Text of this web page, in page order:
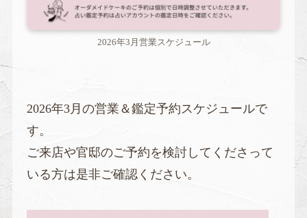
2026年3月営業スケジュール
2026年3月の営業＆鑑定予約スケジュールで
す。
ご来店や官邸のご予約を検討してくださって
いる方は是非ご確認ください。